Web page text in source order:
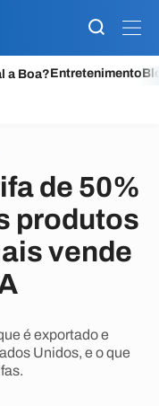
a Boa?Entretenimento
de 50%
produtos
vende
é exportado e
Unidos, e o que